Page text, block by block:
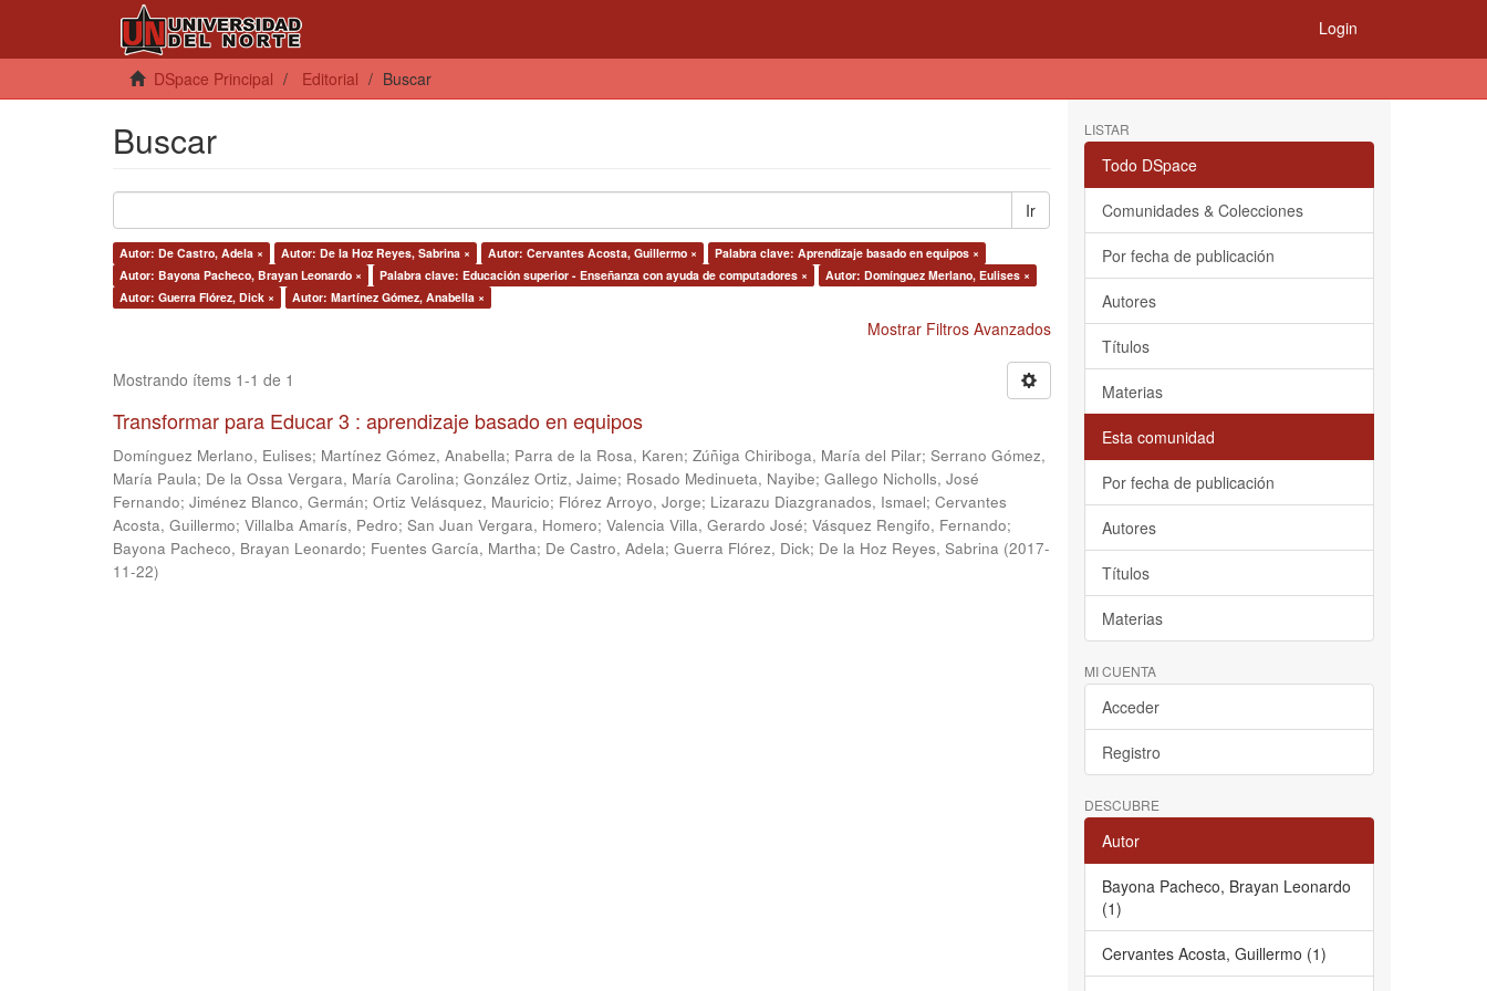
Login
DSpace Principal Editorial Buscar
Buscar
Ir
Autor: De Castro, Adela × Autor: De la Hoz Reyes, Sabrina × Autor: Cervantes Acosta, Guillermo ×
Palabra clave: Aprendizaje basado en equipos ×
Autor: Bayona Pacheco, Brayan Leonardo ×
Palabra clave: Educación superior - Enseñanza con ayuda de computadores ×
Autor: Domínguez Merlano, Eulises ×
Autor: Guerra Flórez, Dick ×
Autor: Martínez Gómez, Anabella ×
Mostrar Filtros Avanzados
Mostrando ítems 1-1 de 1
Transformar para Educar 3 : aprendizaje basado en equipos
Domínguez Merlano, Eulises; Martínez Gómez, Anabella; Parra de la Rosa, Karen; Zúñiga Chiriboga, María del Pilar; Serrano Gómez,
María Paula; De la Ossa Vergara, María Carolina; González Ortiz, Jaime; Rosado Medinueta, Nayibe; Gallego Nicholls, José
Fernando; Jiménez Blanco, Germán; Ortiz Velásquez, Mauricio; Flórez Arroyo, Jorge; Lizarazu Diazgranados, Ismael; Cervantes
Acosta, Guillermo; Villalba Amarís, Pedro; San Juan Vergara, Homero; Valencia Villa, Gerardo José; Vásquez Rengifo, Fernando;
Bayona Pacheco, Brayan Leonardo; Fuentes García, Martha; De Castro, Adela; Guerra Flórez, Dick; De la Hoz Reyes, Sabrina (2017-
11-22)
LISTAR
Todo DSpace
Comunidades & Colecciones
Por fecha de publicación
Autores
Títulos
Materias
Esta comunidad
Por fecha de publicación
Autores
Títulos
Materias
MI CUENTA
Acceder
Registro
DESCUBRE
Autor
Bayona Pacheco, Brayan Leonardo
(1)
Cervantes Acosta, Guillermo (1)